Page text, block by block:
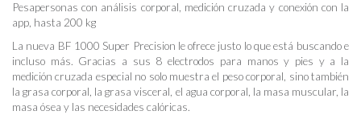
Pesapersonas con análisis corporal, medición cruzada y conexión con la
app, hasta 200 kg
La nueva BF 1000 Super Precision le ofrece justo lo que está buscando e
incluso más. Gracias a sus 8 electrodos para manos y pies y a la
medición cruzada especial no solo muestra el peso corporal, sino también
la grasa corporal, la grasa visceral, el agua corporal, la masa muscular, la
masa ósea y las necesidades calóricas.